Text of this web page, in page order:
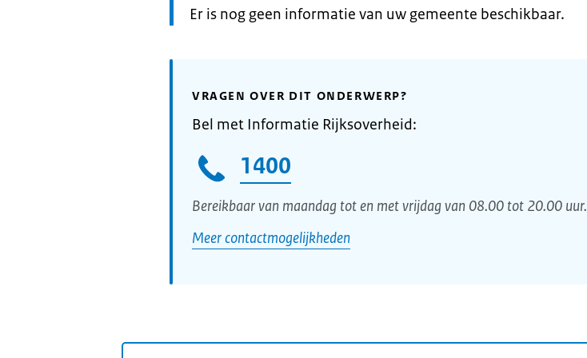
Informatie:
Er is nog geen informatie van uw gemeente beschikbaar.
VRAGEN OVER DIT ONDERWERP?
Bel met Informatie Rijksoverheid:
1400
Bereikbaar van maandag tot en met vrijdag van 08.00 tot 20.00 uur.
Meer contactmogelijkheden